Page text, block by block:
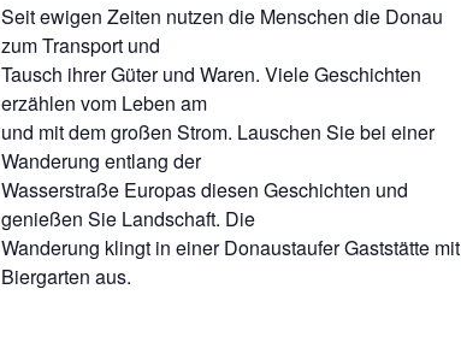
Seit ewigen Zeiten nutzen die Menschen die Donau
zum Transport und
Tausch ihrer Güter und Waren. Viele Geschichten
erzählen vom Leben am
und mit dem großen Strom. Lauschen Sie bei einer
Wanderung entlang der
Wasserstraße Europas diesen Geschichten und
genießen Sie Landschaft. Die
Wanderung klingt in einer Donaustaufer Gaststätte mit
Biergarten aus.